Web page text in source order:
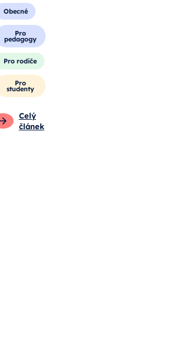
Obecné
Pro
pedagogy
Pro rodiče
Pro
studenty
Celý
článek